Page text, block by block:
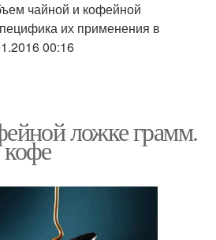
чайной и кофейной
их применения в
00:16
ложке грамм.